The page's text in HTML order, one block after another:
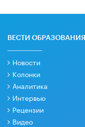
ВЕСТИ ОБРАЗОВАНИЯ
Новости
Колонки
Аналитика
Интервью
Рецензии
Видео